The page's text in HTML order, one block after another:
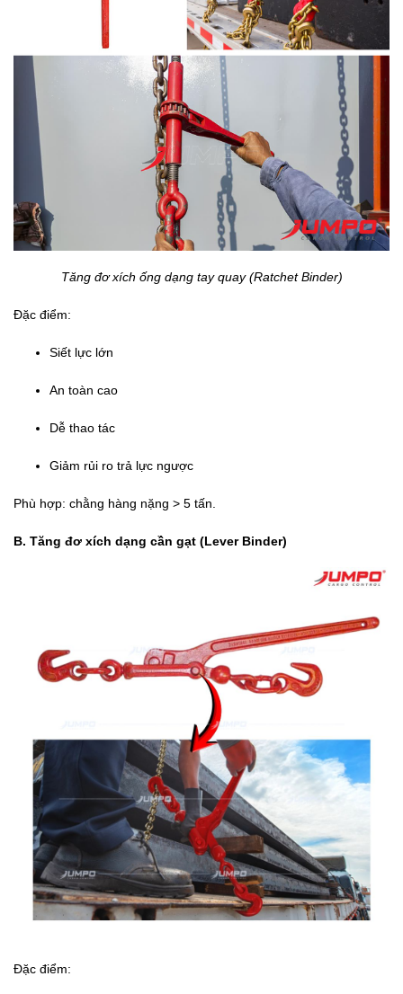
Tăng đơ xích ống dạng tay quay (Ratchet Binder)
Đặc điểm:
Siết lực lớn
An toàn cao
Dễ thao tác
Giảm rủi ro trả lực ngược
Phù hợp: chằng hàng nặng > 5 tấn.
B. Tăng đơ xích dạng cần gạt (Lever Binder)
Đặc điểm: